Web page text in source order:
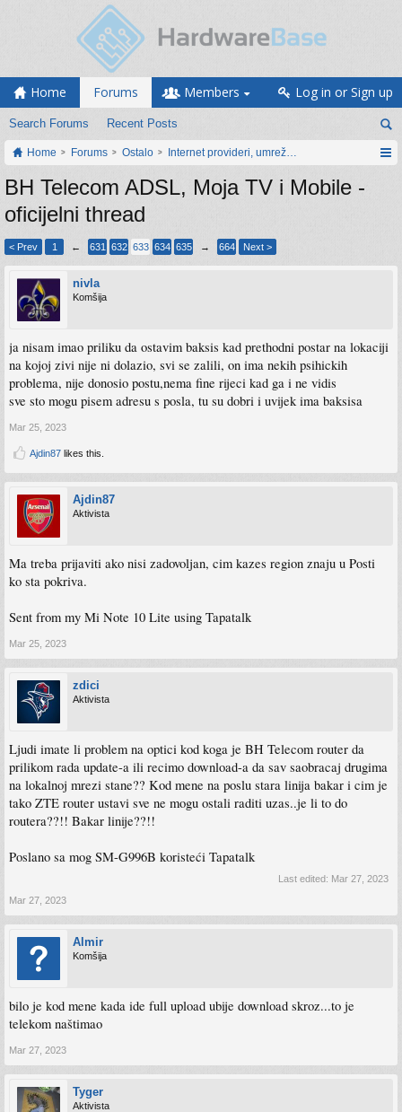
Home Forums
Search Forums Recent Posts
Members Log in or Sign up
Home Forums Ostalo Internet provideri, umrežavanje i web servisi
BH Telecom ADSL, Moja TV i Mobile -
oficijelni thread
< Prev 1 ← 631 632 633 634 635 → 664 Next >
nivla
Komšija
ja nisam imao priliku da ostavim baksis kad prethodni postar na lokaciji
na kojoj zivi nije ni dolazio, svi se zalili, on ima nekih psihickih
problema, nije donosio postu,nema fine rijeci kad ga i ne vidis
sve sto mogu pisem adresu s posla, tu su dobri i uvijek ima baksisa
Mar 25, 2023
Ajdin87 likes this.
Ajdin87
Aktivista
Ma treba prijaviti ako nisi zadovoljan, cim kazes region znaju u Posti
ko sta pokriva.
Sent from my Mi Note 10 Lite using Tapatalk
Mar 25, 2023
zdici
Aktivista
Ljudi imate li problem na optici kod koga je BH Telecom router da
prilikom rada update-a ili recimo download-a da sav saobracaj drugima
na lokalnoj mrezi stane?? Kod mene na poslu stara linija bakar i cim je
tako ZTE router ustavi sve ne mogu ostali raditi uzas..je li to do
routera??!! Bakar linije??!!
Poslano sa mog SM-G996B koristeći Tapatalk
Last edited: Mar 27, 2023
Mar 27, 2023
Almir
Komšija
bilo je kod mene kada ide full upload ubije download skroz...to je
telekom naštimao
Mar 27, 2023
Tyger
Aktivista